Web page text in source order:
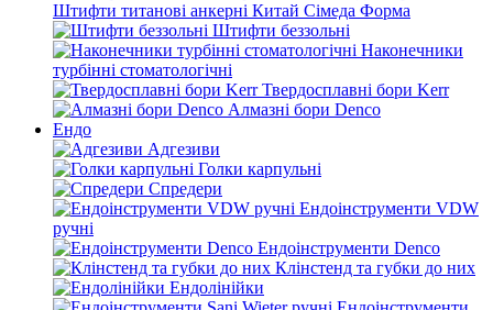
Штифти титанові анкерні Китай Сімеда Форма
Штифти беззольні
Наконечники
турбінні стоматологічні
Твердосплавні бори Kerr
Алмазні бори Denco
Ендо
Адгезиви
Голки карпульні
Спредери
Ендоінструменти VDW
ручні
Ендоінструменти Denco
Клінстенд та губки до них
Ендолінійки